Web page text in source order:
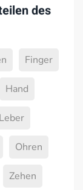
des
Finger
Hand
Leber
Ohren
Zehen